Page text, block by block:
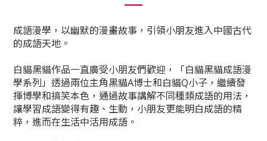
成語漫學，以幽默的漫畫故事，引領小朋友進入中國古代
的成語天地。
白貓黑貓作品一直廣受小朋友們歡迎，「白貓黑貓成語漫
學系列」透過兩位主角黑貓A博士和白貓Q小子，繼續發
揮博學和搞笑本色，通過故事講解不同種類成語的用法，
讓學習成語變得有趣、生動，小朋友更能明白成語的精
粹，進而在生活中活用成語。